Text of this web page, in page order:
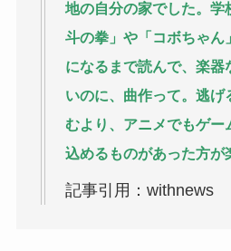
地の自分の家でした。学
斗の拳」や「コボちゃん
になるまで読んで、楽器
いのに、曲作って。逃げ
むより、アニメでもゲー
込めるものがあった方が
記事引用：withnews